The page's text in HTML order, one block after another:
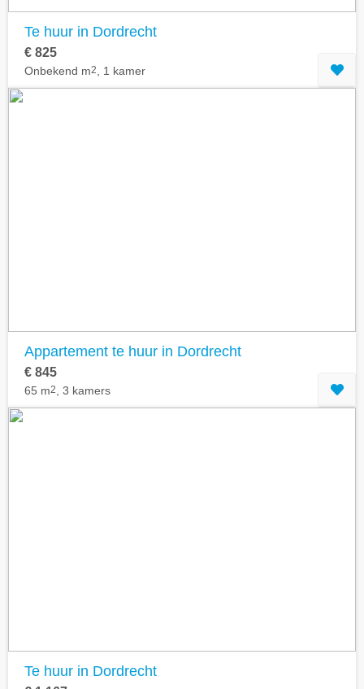
Te huur in Dordrecht
€ 825
Onbekend m2 , 1 kamer
Appartement te huur in Dordrecht
€ 845
65 m2 , 3 kamers
Te huur in Dordrecht